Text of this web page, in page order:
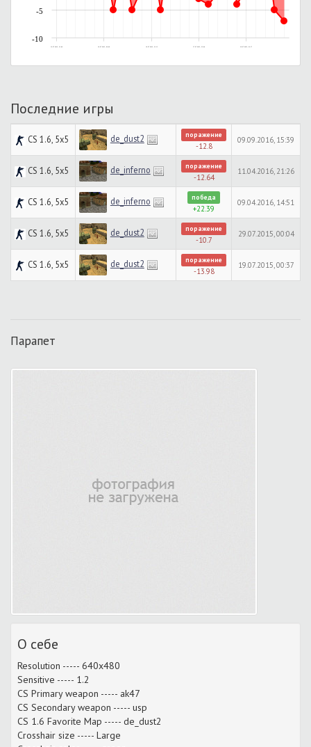
12.07.2015, 21:49 16.07.2015, 00:49 16.07.2015, 21:13 17.07.2015, 23:44 19.07.2015, 01:17
-10
-5
Последние игры
CS 1.6, 5x5 de_dust2 поражение
-12.8
09.09.2016, 15:39
CS 1.6, 5x5 de_inferno поражение
-12.64
11.04.2016, 21:26
CS 1.6, 5x5 de_inferno победа
+22.39
09.04.2016, 14:51
CS 1.6, 5x5 de_dust2 поражение
-10.7
29.07.2015, 00:04
CS 1.6, 5x5 de_dust2 поражение
-13.98
19.07.2015, 00:37
Парапет
О себе
Resolution ----- 640x480
Sensitive ----- 1.2
CS Primary weapon ----- ak47
CS Secondary weapon ----- usp
CS 1.6 Favorite Map ----- de_dust2
Crosshair size ----- Large